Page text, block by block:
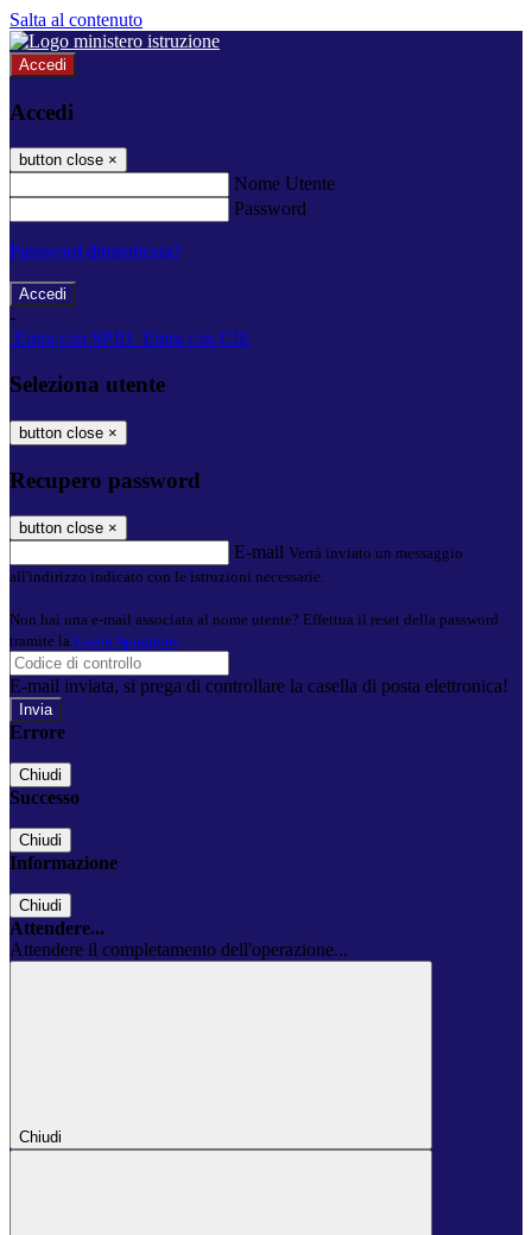
Salta al contenuto
Accedi
Accedi
button close ×
Nome Utente
Password
Password dimenticata?
-
Entra con SPID Entra con CIE
Seleziona utente
button close ×
Recupero password
button close ×
E-mail Verrà inviato un messaggio
all'indirizzo indicato con le istruzioni necessarie.
Non hai una e-mail associata al nome utente? Effettua il reset della password
tramite la Login Spaggiari
E-mail inviata, si prega di controllare la casella di posta elettronica!
Errore
Chiudi
Successo
Chiudi
Informazione
Chiudi
Attendere...
Attendere il completamento dell'operazione...
Chiudi